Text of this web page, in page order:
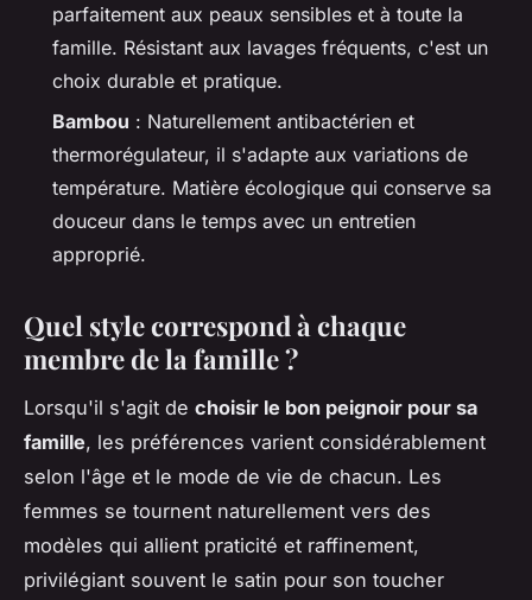
parfaitement aux peaux sensibles et à toute la
famille. Résistant aux lavages fréquents, c'est un
choix durable et pratique.
Bambou : Naturellement antibactérien et
thermorégulateur, il s'adapte aux variations de
température. Matière écologique qui conserve sa
douceur dans le temps avec un entretien
approprié.
Quel style correspond à chaque
membre de la famille ?
Lorsqu'il s'agit de choisir le bon peignoir pour sa
famille, les préférences varient considérablement
selon l'âge et le mode de vie de chacun. Les
femmes se tournent naturellement vers des
modèles qui allient praticité et raffinement,
privilégiant souvent le satin pour son toucher